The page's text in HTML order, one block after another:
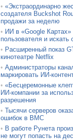
• «Экстраординарно
создателя Buckshot
продажи за неделю
• ИИ в «Google
пользователя и искать
• Расширенный показ
кинотеатре Netflix
• Администраторы
маркировать ИИ-
• «Бесцеремонные
ИИ-компании за
разрешения
• Тысячи серверов
ошибок в BMC
• В работе Рунета
не могут попасть на